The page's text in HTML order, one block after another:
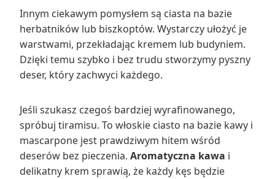
Innym ciekawym pomysłem są ciasta na bazie
herbatników lub biszkoptów. Wystarczy ułożyć je
warstwami, przekładając kremem lub budyniem.
Dzięki temu szybko i bez trudu stworzymy pyszny
deser, który zachwyci każdego.
Jeśli szukasz czegoś bardziej wyrafinowanego,
spróbuj tiramisu. To włoskie ciasto na bazie kawy i
mascarpone jest prawdziwym hitem wśród
deserów bez pieczenia. Aromatyczna kawa i
delikatny krem sprawią, że każdy kęs będzie